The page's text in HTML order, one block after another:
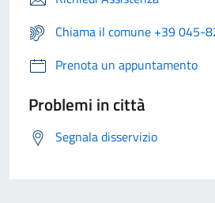
Chiama il comune +39 045-
Prenota un appuntamento
Problemi in città
Segnala disservizio